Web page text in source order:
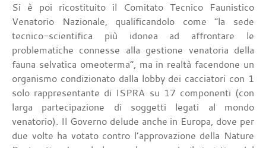
Si è poi ricostituito il Comitato Tecnico Faunistico
Venatorio Nazionale, qualificandolo come “la sede
tecnico-scientifica più idonea ad affrontare le
problematiche connesse alla gestione venatoria della
fauna selvatica omeoterma”, ma in realtà facendone un
organismo condizionato dalla lobby dei cacciatori con 1
solo rappresentante di ISPRA su 17 componenti (con
larga partecipazione di soggetti legati al mondo
venatorio). Il Governo delude anche in Europa, dove per
due volte ha votato contro l’approvazione della Nature